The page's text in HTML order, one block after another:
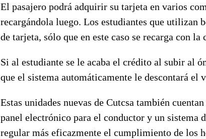
El pasajero podrá adquirir su tarjeta en varios
recargándola luego. Los estudiantes que utilizan
de tarjeta, sólo que en este caso se recarga con la
Si al estudiante se le acaba el crédito al subir al
que el sistema automáticamente le descontará el
Estas unidades nuevas de Cutcsa también
panel electrónico para el conductor y un sistema
regular más eficazmente el cumplimiento de los